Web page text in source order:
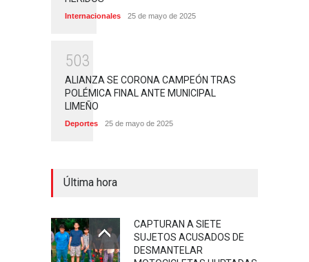
Internacionales 25 de mayo de 2025
503
ALIANZA SE CORONA CAMPEÓN TRAS
POLÉMICA FINAL ANTE MUNICIPAL
LIMEÑO
Deportes 25 de mayo de 2025
Última hora
CAPTURAN A SIETE
SUJETOS ACUSADOS DE
DESMANTELAR